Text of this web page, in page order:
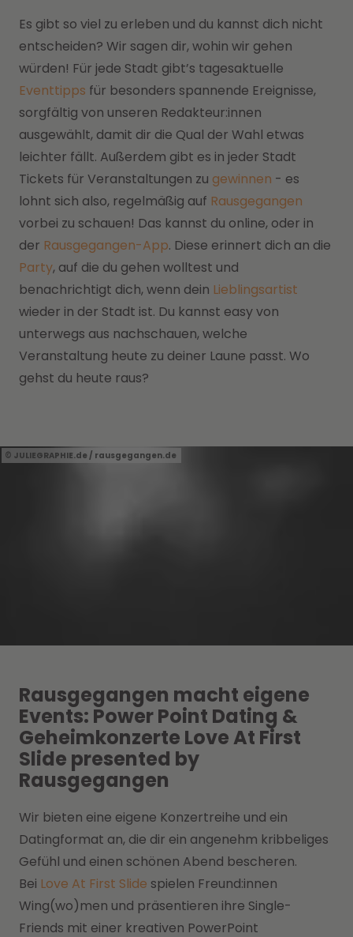
Es gibt so viel zu erleben und du kannst dich nicht
entscheiden? Wir sagen dir, wohin wir gehen
würden! Für jede Stadt gibt’s tagesaktuelle
Eventtipps für besonders spannende Ereignisse,
sorgfältig von unseren Redakteur:innen
ausgewählt, damit dir die Qual der Wahl etwas
leichter fällt. Außerdem gibt es in jeder Stadt
Tickets für Veranstaltungen zu gewinnen - es
lohnt sich also, regelmäßig auf Rausgegangen
vorbei zu schauen! Das kannst du online, oder in
der Rausgegangen-App. Diese erinnert dich an die
Party, auf die du gehen wolltest und
benachrichtigt dich, wenn dein Lieblingsartist
wieder in der Stadt ist. Du kannst easy von
unterwegs aus nachschauen, welche
Veranstaltung heute zu deiner Laune passt. Wo
gehst du heute raus?
JULIEGRAPHIE.de / rausgegangen.de
Rausgegangen macht eigene
Events: Power Point Dating &
Geheimkonzerte Love At First
Slide presented by
Rausgegangen
Wir bieten eine eigene Konzertreihe und ein
Datingformat an, die dir ein angenehm kribbeliges
Gefühl und einen schönen Abend bescheren.
Bei Love At First Slide spielen Freund:innen
Wing(wo)men und präsentieren ihre Single-
Friends mit einer kreativen PowerPoint